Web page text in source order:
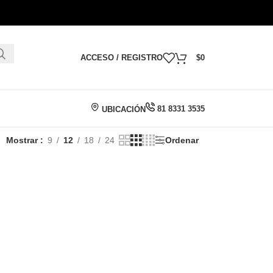
ACCESO / REGISTRO $0
UBICACIÓN 81 8331 3535
Mostrar 9 12 18 24 Ordenar